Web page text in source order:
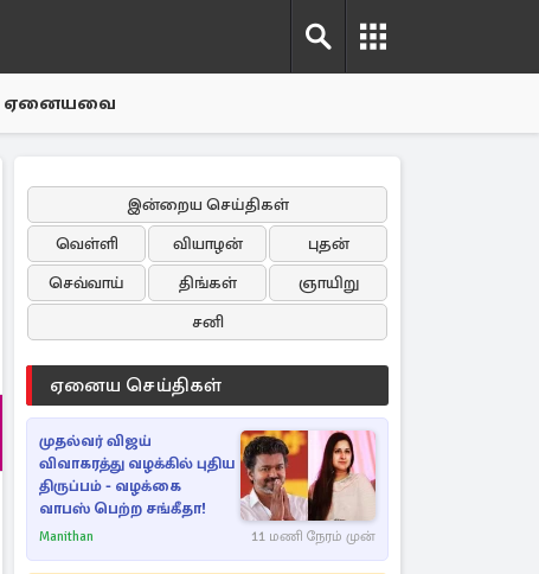
ஏனையவை
இன்றைய செய்திகள்
வெள்ளி
வியாழன்
புதன்
செவ்வாய்
திங்கள்
ஞாயிறு
சனி
ஏனைய செய்திகள்
முதல்வர் விஜய்
விவாகரத்து வழக்கில் புதிய
திருப்பம் - வழக்கை
வாபஸ் பெற்ற சங்கீதா!
Manithan 11 மணி நேரம் முன்